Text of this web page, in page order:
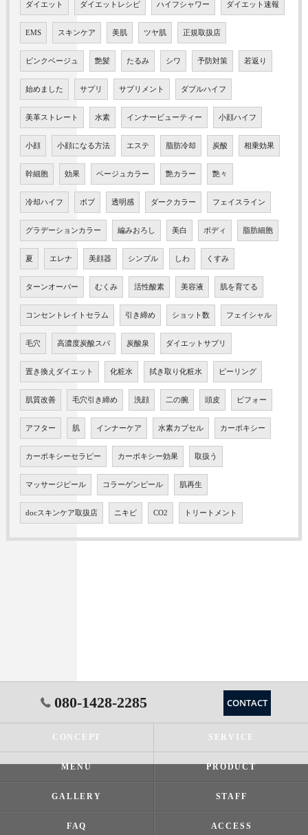
ダイエット ダイエットレシピ ハイフシャワー ダイエット速報
EMS スキンケア 美肌 ツヤ肌 正規取扱店
ピンクベージュ 艶髪 たるみ シワ 予防対策 若返り
始めました サプリ サプリメント ダブルハイフ
美革ストレート 水素 インナービューティー 小顔ハイフ
小顔 小顔になる方法 エステ 脂肪冷却 炭酸 相乗効果
幹細胞 効果 ベージュカラー 艶カラー 艶々
冷却ハイフ ボブ 透明感 ダークカラー フェイスライン
グラデーションカラー 編みおろし 美白 ボディ 脂肪細胞
夏 エレナ 美顔器 シンプル しわ くすみ
ターンオーバー むくみ 活性酸素 美容液 肌を育てる
コンセントレイトセラム 引き締め ショット数 フェイシャル
毛穴 高濃度炭酸スパ 炭酸泉 ダイエットサプリ
置き換えダイエット 化粧水 拭き取り化粧水 ピーリング
肌質改善 毛穴引き締め 洗顔 二の腕 頭皮 ビフォー
アフター 肌 インナーケア 水素カプセル カーボキシー
カーボキシーセラピー カーボキシー効果 取扱う
マッサージピール コラーゲンピール 肌再生
docスキンケア取扱店 ニキビ CO2 トリートメント
080-1428-2285 CONTACT
CONCEPT SERVICE
MENU PRODUCT
GALLERY STAFF
FAQ ACCESS